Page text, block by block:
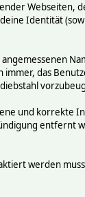
Webseiten,
Identität
immer, das
und korrekte
entfernt
werden